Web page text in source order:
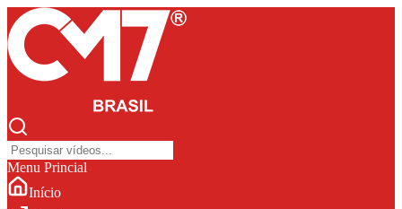
Menu Princial
Início